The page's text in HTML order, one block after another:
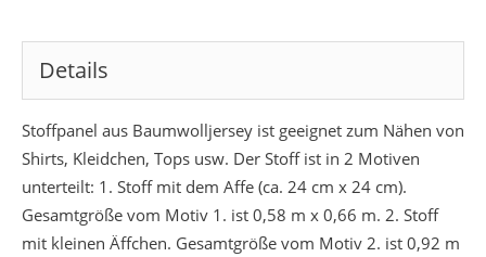
Details
Stoffpanel aus Baumwolljersey ist geeignet zum Nähen von
Shirts, Kleidchen, Tops usw. Der Stoff ist in 2 Motiven
unterteilt: 1. Stoff mit dem Affe (ca. 24 cm x 24 cm).
Gesamtgröße vom Motiv 1. ist 0,58 m x 0,66 m. 2. Stoff
mit kleinen Äffchen. Gesamtgröße vom Motiv 2. ist 0,92 m